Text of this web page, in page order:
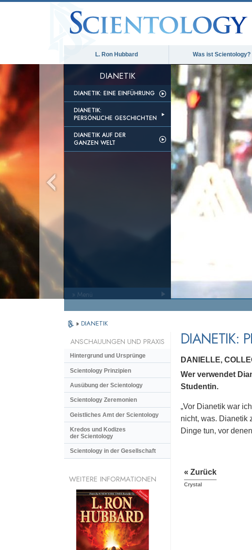
L. Ron Hubbard Was ist Scientology?
DIANETIK
DIANETIK: EINE EINFÜHRUNG
DIANETIK:
PERSÖNLICHE GESCHICHTEN
DIANETIK AUF DER
GANZEN WELT
» Menü
» DIANETIK
DIANETIK:
DANIELLE,
Wer verwendet
Studentin.
„Vor Dianetik war
nicht, was. Dianetik
Dinge tun, vor
« Zurück
Crystal
ANSCHAUUNGEN UND PRAXIS
Hintergrund und Ursprünge
Scientology Prinzipien
Ausübung der Scientology
Scientology Zeremonien
Geistliches Amt der Scientology
Kredos und Kodizes
der Scientology
Scientology in der Gesellschaft
WEITERE INFORMATIONEN